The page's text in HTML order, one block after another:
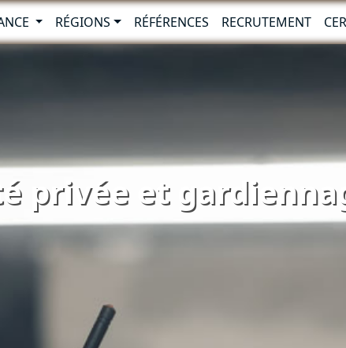
RÉGIONS RÉFÉRENCES RECRUTEMENT
privée et